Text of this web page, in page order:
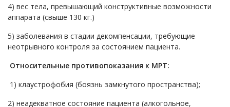
4) вес тела, превышающий конструктивные возможности
аппарата (свыше 130 кг.)
5) заболевания в стадии декомпенсации, требующие
неотрывного контроля за состоянием пациента.
Относительные противопоказания к МРТ:
1) клаустрофобия (боязнь замкнутого пространства);
2) неадекватное состояние пациента (алкогольное,